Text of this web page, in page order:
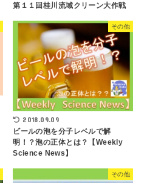
第１１回桂川流域クリーン大作戦
その他
2018.09.09
ビールの泡を分子レベルで解
明！？泡の正体とは？【Weekly
Science News】
その他